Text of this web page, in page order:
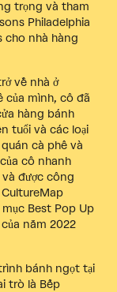
trọng và tham
Philadelphia
cho nhà hàng
về nhà ở
của mình, cô đã
hàng bánh
tuổi và các loại
cà phê và
cô nhanh
được công
Best Pop Up
năm 2022
bánh ngọt tại
trò là Bếp